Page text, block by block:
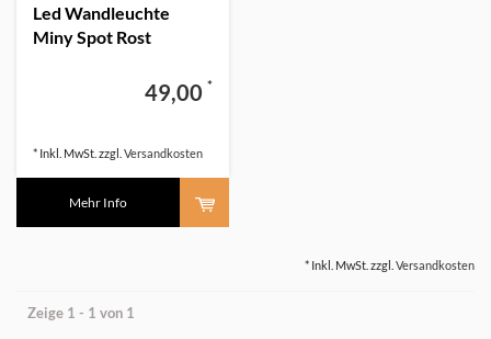
Led Wandleuchte
Miny Spot Rost
49,00 *
* Inkl. MwSt. zzgl. Versandkosten
Mehr Info
* Inkl. MwSt. zzgl. Versandkosten
Zeige 1 - 1 von 1